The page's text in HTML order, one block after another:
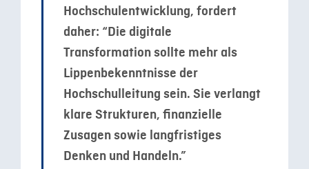
Hochschulentwicklung, fordert
daher: “Die digitale
Transformation sollte mehr als
Lippenbekenntnisse der
Hochschulleitung sein. Sie verlangt
klare Strukturen, finanzielle
Zusagen sowie langfristiges
Denken und Handeln.”